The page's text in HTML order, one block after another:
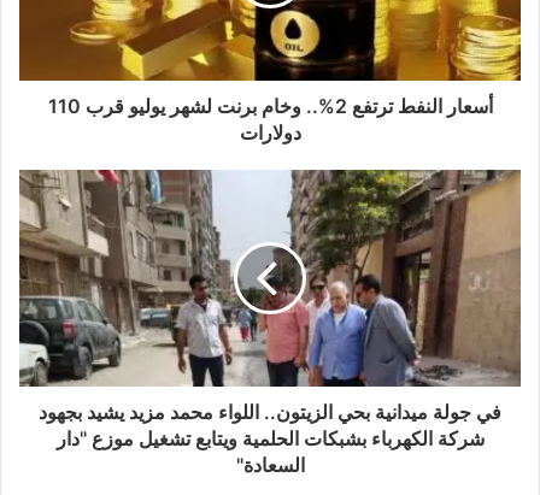
أسعار النفط ترتفع 2%.. وخام برنت لشهر يوليو قرب 110
دولارات
في جولة ميدانية بحي الزيتون.. اللواء محمد مزيد يشيد بجهود
شركة الكهرباء بشبكات الحلمية ويتابع تشغيل موزع "دار
السعادة"